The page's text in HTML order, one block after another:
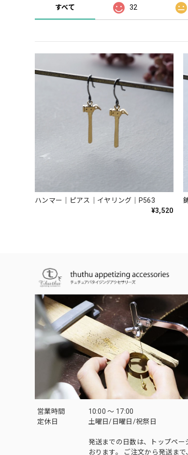
すべて 32
ハンマー｜ピアス｜イヤリング｜P563
¥3,520
営業時間
10:00 〜 17:00
定休日
土曜日/日曜日/祝祭日
発送までの日数は、トップペー
おります。 ご注文から発送ま